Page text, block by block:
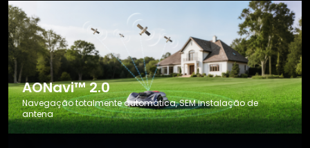
AONavi™ 2.0
Navegação totalmente automática, SEM instalação de
antena